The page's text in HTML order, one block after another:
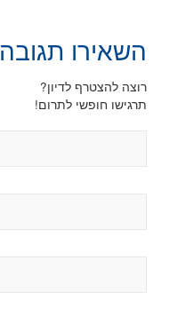
השאירו תגובה
רוצה להצטרף לדיון?
תרגישו חופשי לתרום!